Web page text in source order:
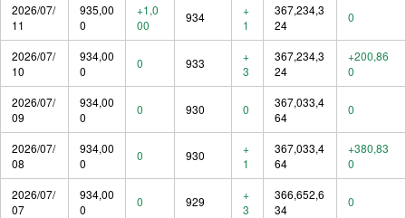
2026/07/
11
935,00
0
+1,0
00
934
+
1
367,234,3
24
0
2026/07/
10
934,00
0
0 933
+
3
367,234,3
24
+200,86
0
2026/07/
09
934,00
0
0 930 0
367,033,4
64
0
2026/07/
08
934,00
0
0 930
+
1
367,033,4
64
+380,83
0
2026/07/
07
934,00
0
0 929
+
3
366,652,6
34
0